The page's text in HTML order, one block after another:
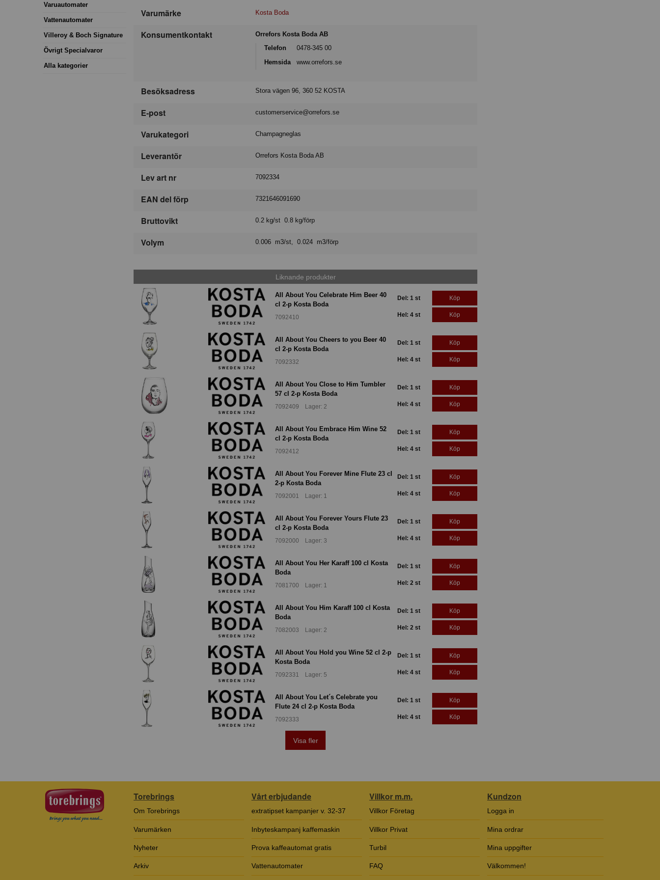
Varuautomater
Vattenautomater
Villeroy & Boch Signature
Övrigt Specialvaror
Alla kategorier
Varumärke Kosta Boda
Konsumentkontakt
Orrefors Kosta Boda AB
Telefon
0478-345 00
Hemsida
www.orrefors.se
Besöksadress Stora vägen 96, 360 52 KOSTA
E-post customerservice@orrefors.se
Varukategori Champagneglas
Leverantör Orrefors Kosta Boda AB
Lev art nr 7092334
EAN del förp 7321646091690
Bruttovikt 0.2 kg/st 0.8 kg/förp
Volym 0.006 m3/st, 0.024 m3/förp
Liknande produkter
All About You Celebrate Him Beer 40
cl 2-p Kosta Boda
7092410
Del: 1 st Köp
Hel: 4 st Köp
All About You Cheers to you Beer 40
cl 2-p Kosta Boda
7092332
Del: 1 st Köp
Hel: 4 st Köp
All About You Close to Him Tumbler
57 cl 2-p Kosta Boda
7092409 Lager: 2
Del: 1 st Köp
Hel: 4 st Köp
All About You Embrace Him Wine 52
cl 2-p Kosta Boda
7092412
Del: 1 st Köp
Hel: 4 st Köp
All About You Forever Mine Flute 23 cl
2-p Kosta Boda
7092001 Lager: 1
Del: 1 st Köp
Hel: 4 st Köp
All About You Forever Yours Flute 23
cl 2-p Kosta Boda
7092000 Lager: 3
Del: 1 st Köp
Hel: 4 st Köp
All About You Her Karaff 100 cl Kosta
Boda
7081700 Lager: 1
Del: 1 st Köp
Hel: 2 st Köp
All About You Him Karaff 100 cl Kosta
Boda
7082003 Lager: 2
Del: 1 st Köp
Hel: 2 st Köp
All About You Hold you Wine 52 cl 2-p
Kosta Boda
7092331 Lager: 5
Del: 1 st Köp
Hel: 4 st Köp
All About You Let´s Celebrate you
Flute 24 cl 2-p Kosta Boda
7092333
Del: 1 st Köp
Hel: 4 st Köp
Visa fler
Torebrings
Om Torebrings
Varumärken
Nyheter
Arkiv
Vårt erbjudande
extratipset kampanjer v. 32-37
Inbyteskampanj kaffemaskin
Prova kaffeautomat gratis
Vattenautomater
Villkor m.m.
Villkor Företag
Villkor Privat
Turbil
FAQ
Kundzon
Logga in
Mina ordrar
Mina uppgifter
Välkommen!